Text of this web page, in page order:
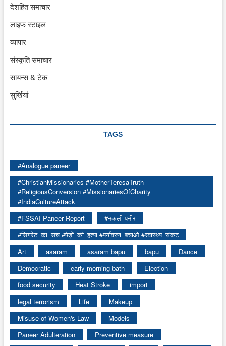
देशहित समाचार
लाइफ स्टाइल
व्यापार
संस्कृति समाचार
सायन्स & टेक
सुर्खियां
TAGS
#Analogue paneer
#ChristianMissionaries #MotherTeresaTruth
#ReligiousConversion #MissionariesOfCharity
#IndiaCultureAttack
#FSSAI Paneer Report
#नकली पनीर
#सिगरेट_का_सच #पेड़ों_की_हत्या #पर्यावरण_बचाओ #स्वास्थ्य_संकट
Art
asaram asaram bapu bapu
Dance
Democratic
early morning bath
Election
food security
Heat Stroke
import
legal terrorism
Life
Makeup
Misuse of Women's Law
Models
Paneer Adulteration
Preventive measure